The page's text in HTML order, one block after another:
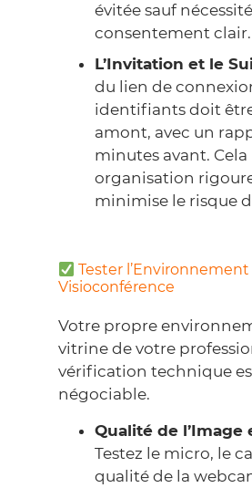
évitée sauf
consentement clair.
L’Invitation et le
du lien de
identifiants doit
amont, avec un
minutes avant.
organisation
minimise le risque
Tester l’Environnement
Visioconférence
Votre propre
vitrine de votre
vérification technique
négociable.
Qualité de l’Image
Testez le micro, le
qualité de la